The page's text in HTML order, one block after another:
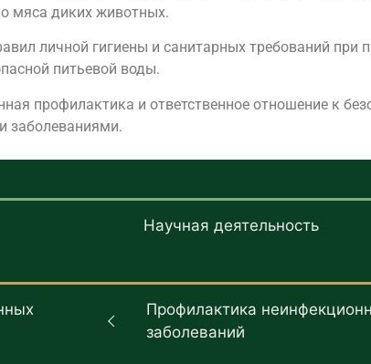
мяса диких животных.
личной гигиены и санитарных требований при
питьевой воды.
профилактика и ответственное отношение к
заболеваниями.
Научная деятельность
Профилактика
заболеваний